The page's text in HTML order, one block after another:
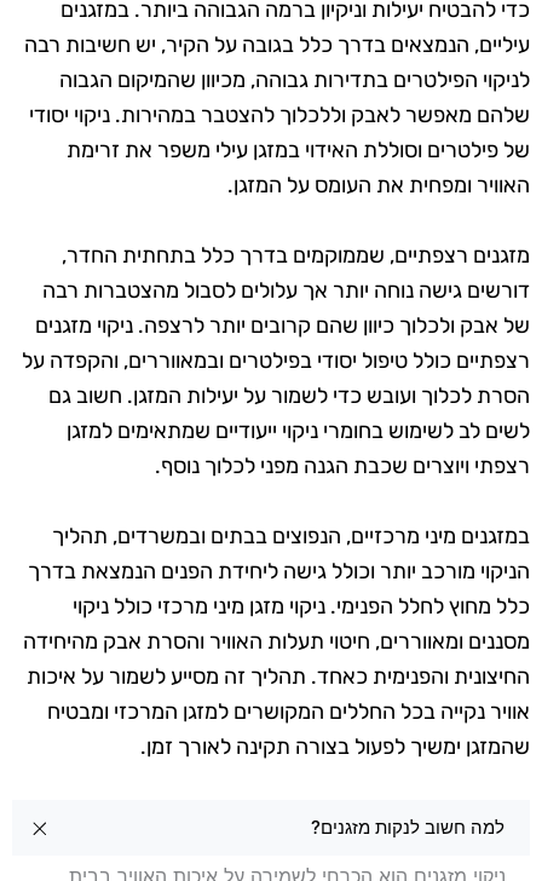
כדי להבטיח יעילות וניקיון ברמה הגבוהה ביותר. במזגנים
עיליים, הנמצאים בדרך כלל בגובה על הקיר, יש חשיבות רבה
לניקוי הפילטרים בתדירות גבוהה, מכיוון שהמיקום הגבוה
שלהם מאפשר לאבק וללכלוך להצטבר במהירות. ניקוי יסודי
של פילטרים וסוללת האידוי במזגן עילי משפר את זרימת
האוויר ומפחית את העומס על המזגן.
מזגנים רצפתיים, שממוקמים בדרך כלל בתחתית החדר,
דורשים גישה נוחה יותר אך עלולים לסבול מהצטברות רבה
של אבק ולכלוך כיוון שהם קרובים יותר לרצפה. ניקוי מזגנים
רצפתיים כולל טיפול יסודי בפילטרים ובמאווררים, והקפדה על
הסרת לכלוך ועובש כדי לשמור על יעילות המזגן. חשוב גם
לשים לב לשימוש בחומרי ניקוי ייעודיים שמתאימים למזגן
רצפתי ויוצרים שכבת הגנה מפני לכלוך נוסף.
במזגנים מיני מרכזיים, הנפוצים בבתים ובמשרדים, תהליך
הניקוי מורכב יותר וכולל גישה ליחידת הפנים הנמצאת בדרך
כלל מחוץ לחלל הפנימי. ניקוי מזגן מיני מרכזי כולל ניקוי
מסננים ומאווררים, חיטוי תעלות האוויר והסרת אבק מהיחידה
החיצונית והפנימית כאחד. תהליך זה מסייע לשמור על איכות
אוויר נקייה בכל החללים המקושרים למזגן המרכזי ומבטיח
שהמזגן ימשיך לפעול בצורה תקינה לאורך זמן.
שאלות בנושא ניקוי מזגנים בלוד
למה חשוב לנקות מזגנים?
ניקוי מזגנים הוא הכרחי לשמירה על איכות האוויר בבית